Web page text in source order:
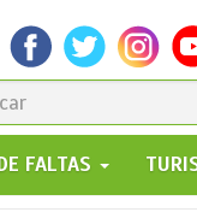
FALTAS